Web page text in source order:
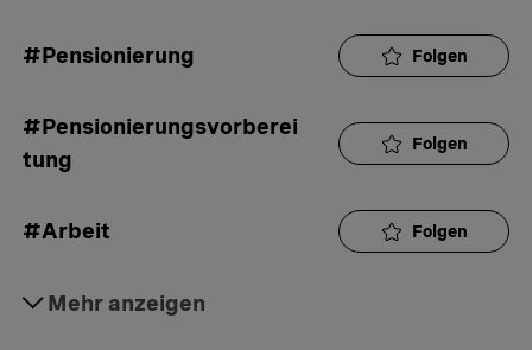
#Pensionierung Folgen
#Pensionierungsvorberei
tung
Folgen
#Arbeit Folgen
Mehr anzeigen
#Senioren